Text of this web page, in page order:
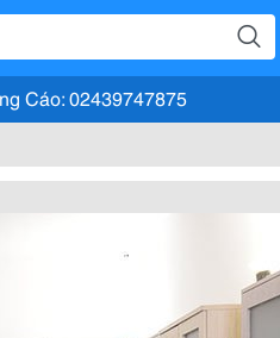
Cáo: 02439747875